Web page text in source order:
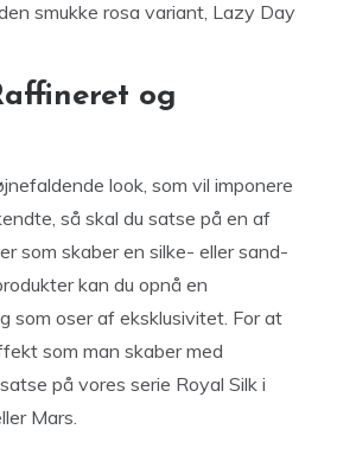
smukke rosa variant, Lazy Day
og
look, som vil imponere
så skal du satse på en af
som skaber en silke- eller sand-
kan du opnå en
som oser af eksklusivitet. For at
som man skaber med
på vores serie Royal Silk i
Mars.